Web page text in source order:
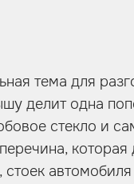
тема для
делит одна
стекло и
стоек